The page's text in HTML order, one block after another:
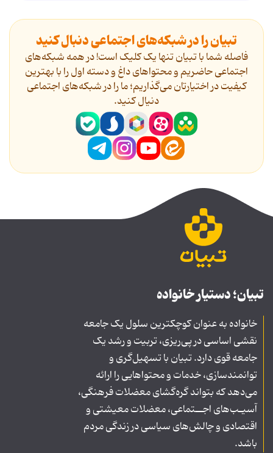
تبیان را در شبکه‌های اجتماعی دنبال کنید
فاصله شما با تبیان تنها یک کلیک است! در همه شبکه‌های
اجتماعی حاضریم و محتواهای داغ و دسته اول را با بهترین
کیفیت در اختیارتان می‌گذاریم؛ ما را در شبکه‌های اجتماعی
دنیال کنید.
تبیان؛ دستیار خانواده
خانواده به عنوان کوچکترین سلول یک جامعه
نقشی اساسی در پی‌ریزی، تربیت و رشد یک
جامعه قوی دارد. تبیان با تسهیل‌گری و
توانمندسازی، خدمات و محتواهایی را ارائه
می‌دهد که بتواند گره‌گشای معضلات فرهنگی،
آسیـب‌های اجــتماعی، معضلات معیشتی و
اقتصادی و چالش‌های سیاسی در زندگی مردم
باشد.